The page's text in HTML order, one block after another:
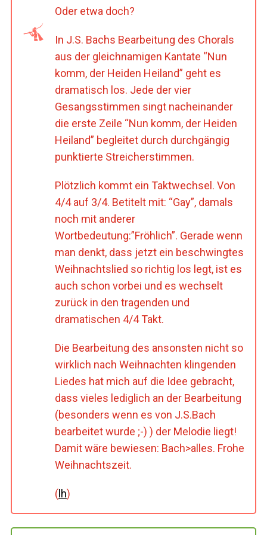
Oder etwa doch?
In J.S. Bachs Bearbeitung des Chorals
aus der gleichnamigen Kantate “Nun
komm, der Heiden Heiland” geht es
dramatisch los. Jede der vier
Gesangsstimmen singt nacheinander
die erste Zeile “Nun komm, der Heiden
Heiland” begleitet durch durchgängig
punktierte Streicherstimmen.
Plötzlich kommt ein Taktwechsel. Von
4/4 auf 3/4. Betitelt mit: “Gay”, damals
noch mit anderer
Wortbedeutung:”Fröhlich”. Gerade wenn
man denkt, dass jetzt ein beschwingtes
Weihnachtslied so richtig los legt, ist es
auch schon vorbei und es wechselt
zurück in den tragenden und
dramatischen 4/4 Takt.
Die Bearbeitung des ansonsten nicht so
wirklich nach Weihnachten klingenden
Liedes hat mich auf die Idee gebracht,
dass vieles lediglich an der Bearbeitung
(besonders wenn es von J.S.Bach
bearbeitet wurde ;-) ) der Melodie liegt!
Damit wäre bewiesen: Bach>alles. Frohe
Weihnachtszeit.
(lh)